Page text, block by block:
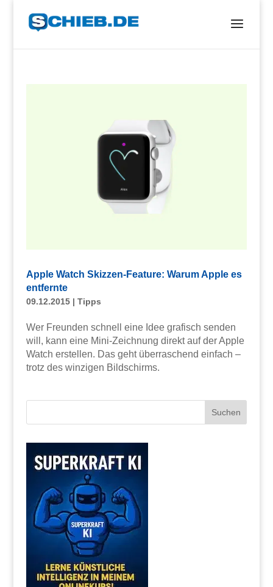
Apple Watch Skizzen-Feature: Warum Apple es
entfernte
09.12.2015| Tipps
Wer Freunden schnell eine Idee grafisch senden
will, kann eine Mini-Zeichnung direkt auf der Apple
Watch erstellen. Das geht überraschend einfach –
trotz des winzigen Bildschirms.